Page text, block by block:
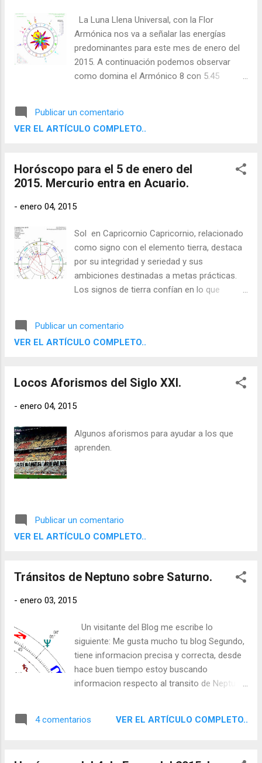
La Luna Llena Universal, con la Flor
Armónica nos va a señalar las energías
predominantes para este mes de enero del
2015. A continuación podemos observar
como domina el Armónico 8 con 5.45
Publicar un comentario
VER EL ARTÍCULO COMPLETO..
Horóscopo para el 5 de enero del
2015. Mercurio entra en Acuario.
- enero 04, 2015
Sol en Capricornio Capricornio, relacionado
como signo con el elemento tierra, destaca
por su integridad y seriedad y sus
ambiciones destinadas a metas prácticas.
Los signos de tierra confían en lo que
determinados, disciplinados y fiables, y
saben cómo utilizar el mundo material.
Publicar un comentario
VER EL ARTÍCULO COMPLETO..
Locos Aforismos del Siglo XXI.
- enero 04, 2015
Algunos aforismos para ayudar a los que
aprenden.
Publicar un comentario
VER EL ARTÍCULO COMPLETO..
Tránsitos de Neptuno sobre Saturno.
- enero 03, 2015
Un visitante del Blog me escribe lo
siguiente: Me gusta mucho tu blog Segundo,
tiene informacion precisa y correcta, desde
hace buen tiempo estoy buscando
informacion respecto al transito de Neptuno
podrias hacer alguna entrada con
4 comentarios VER EL ARTÍCULO COMPLETO..